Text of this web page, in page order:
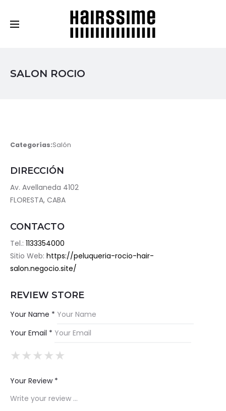
SALON ROCIO
Categorías:Salón
DIRECCIÓN
Av. Avellaneda 4102
FLORESTA, CABA
CONTACTO
Tel.: 1133354000
Sitio Web: https://peluqueria-rocio-hair-
salon.negocio.site/
REVIEW STORE
Your Name *
Your Email *
★
★★
★★★
★★★★
★★★★★
Your Review *